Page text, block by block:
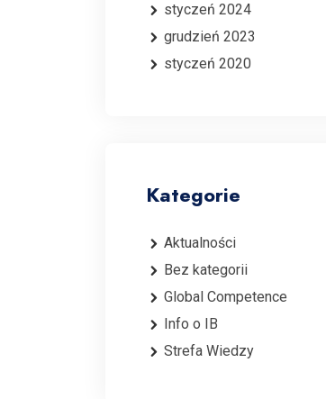
styczeń 2024
grudzień 2023
styczeń 2020
Kategorie
Aktualności
Bez kategorii
Global Competence
Info o IB
Strefa Wiedzy